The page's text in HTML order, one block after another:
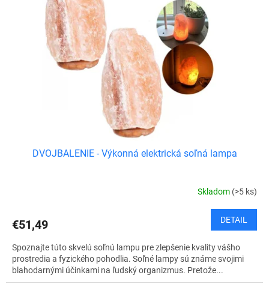
DVOJBALENIE - Výkonná elektrická soľná lampa
Skladom (>5 ks)
€51,49 DETAIL
Spoznajte túto skvelú soľnú lampu pre zlepšenie kvality vášho
prostredia a fyzického pohodlia. Soľné lampy sú známe svojimi
blahodarnými účinkami na ľudský organizmus. Pretože...